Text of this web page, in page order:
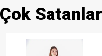
Çok Satanlar